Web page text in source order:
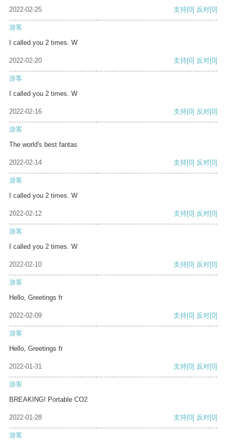
2022-02-25 支持[0] 反对[0]
游客
I called you 2 times. W
2022-02-20 支持[0] 反对[0]
游客
I called you 2 times. W
2022-02-16 支持[0] 反对[0]
游客
The world's best fantas
2022-02-14 支持[0] 反对[0]
游客
I called you 2 times. W
2022-02-12 支持[0] 反对[0]
游客
I called you 2 times. W
2022-02-10 支持[0] 反对[0]
游客
Hello, Greetings fr
2022-02-09 支持[0] 反对[0]
游客
Hello, Greetings fr
2022-01-31 支持[0] 反对[0]
游客
BREAKING! Portable CO2
2022-01-28 支持[0] 反对[0]
游客